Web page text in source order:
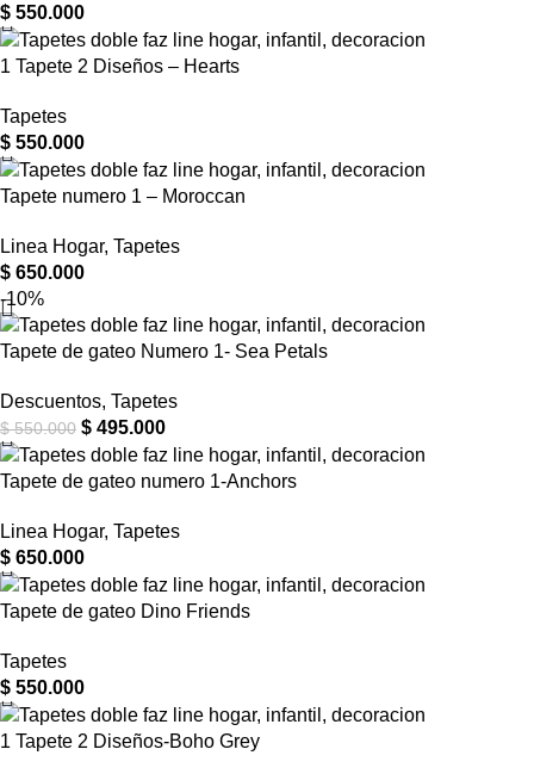
$ 550.000
1 Tapete 2 Diseños – Hearts
Tapetes
$ 550.000
Tapete numero 1 – Moroccan
Linea Hogar, Tapetes
$ 650.000
-10%
Tapete de gateo Numero 1- Sea Petals
Descuentos, Tapetes
$550.000 $ 495.000
Tapete de gateo numero 1-Anchors
Linea Hogar, Tapetes
$ 650.000
Tapete de gateo Dino Friends
Tapetes
$ 550.000
1 Tapete 2 Diseños-Boho Grey